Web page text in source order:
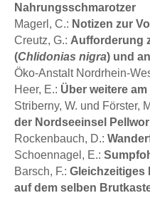
Nahrungsschmarotzer
Magerl, C.: Notizen zur
Creutz, G.: Aufforderung
(Chlidonias nigra) und
Öko-Anstalt Nordrhein-
Heer, E.: Über weitere
Striberny, W. und Förster,
der Nordseeinsel
Rockenbauch, D.:
Schoennagel, E.:
Barsch, F.: Gleichzeitiges
auf dem selben